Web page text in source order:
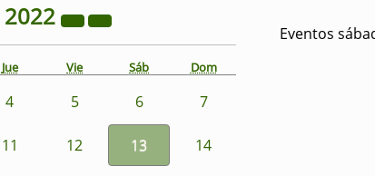
2022
Jue Vie Sáb Dom
4 5 6 7
11 12 13 14
Eventos